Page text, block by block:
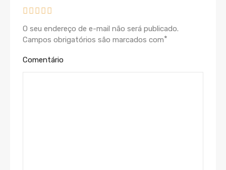
O seu endereço de e-mail não será publicado.
Campos obrigatórios são marcados com*
Comentário